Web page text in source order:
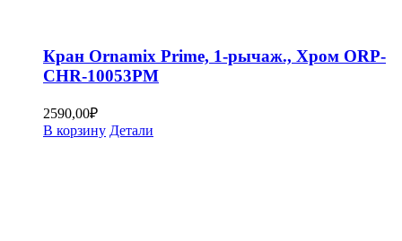
Кран Ornamix Prime, 1-рычаж., Хром ORP-
CHR-10053PM
2590,00₽
В корзину Детали